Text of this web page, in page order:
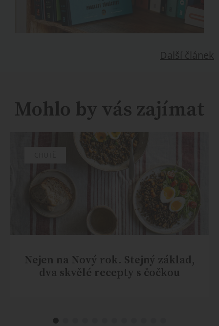
Další článek
Mohlo by vás zajímat
Nejen na Nový rok. Stejný základ,
dva skvělé recepty s čočkou